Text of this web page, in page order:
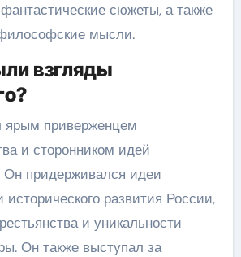
сюжеты, а также
мысли.
взгляды
ярым приверженцем
и сторонником идей
Он придерживался идеи
исторического развития России,
и уникальности
Он также выступал за